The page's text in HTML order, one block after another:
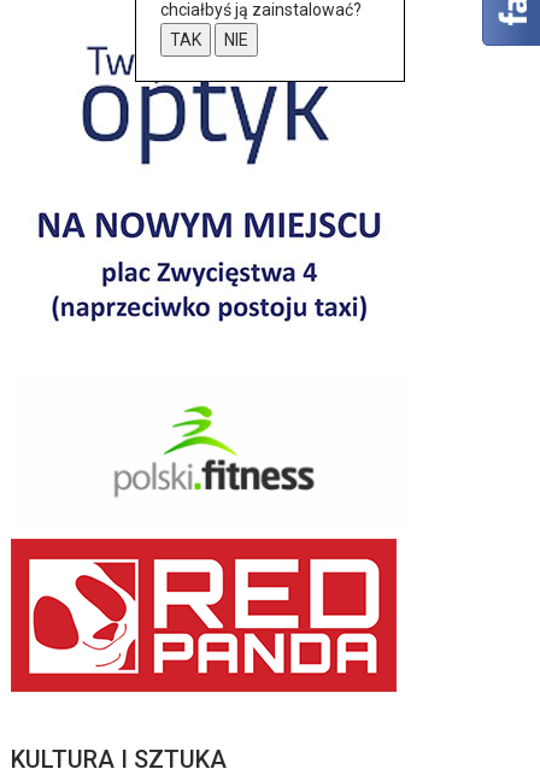
KULTURA I SZTUKA
chciałbyś ją zainstalować?
TAK
NIE